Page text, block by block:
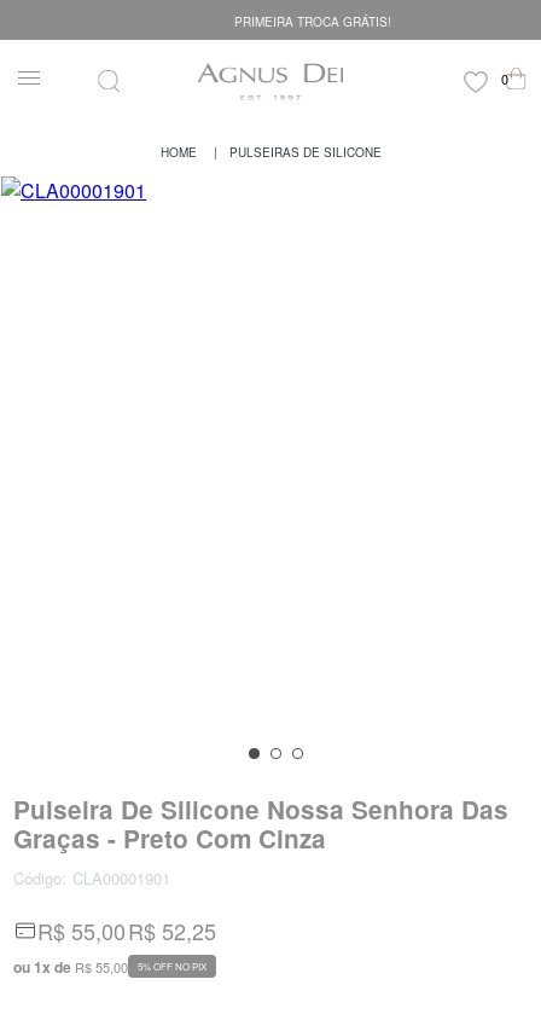
PRIMEIRA TROCA GRÁTIS!
PULSEIRAS DE SILICONE
Pulseira De Silicone Nossa Senhora Das
Graças - Preto Com Cinza
Código: CLA00001901
R$ 55,00
ou 1x de R$ 55,00
R$ 52,25
5% OFF NO PIX